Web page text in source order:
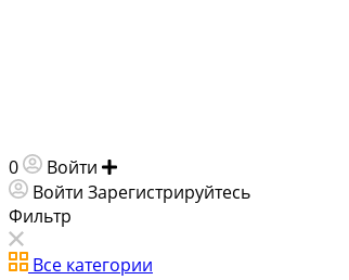
0 Войти
Войти Зарегистрируйтесь
Фильтр
Все категории